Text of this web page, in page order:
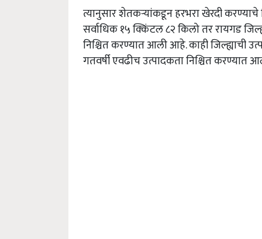
त्यानुसार शेतकऱ्यांकडून हरभरा खेरदी करण्याचे
सर्वाधिक १५ क्किंटल ८२ किलो तर रायगड
निश्चित करण्यात आली आहे. काही जिल्ह्याची
गतवर्षी एवढीच उत्पादकता निश्चित करण्यात